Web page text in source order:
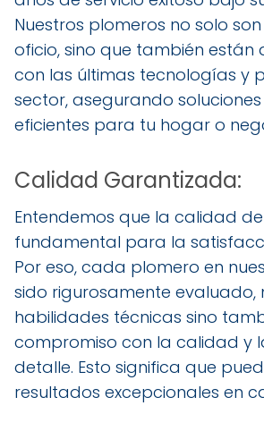
Nuestros plomeros no solo
oficio, sino que también están
con las últimas tecnologías y
sector, asegurando
eficientes para tu hogar o
Calidad Garantizada:
Entendemos que la calidad
fundamental para la
Por eso, cada plomero en
sido rigurosamente evaluado,
habilidades técnicas sino
compromiso con la calidad y
detalle. Esto significa que
resultados excepcionales en